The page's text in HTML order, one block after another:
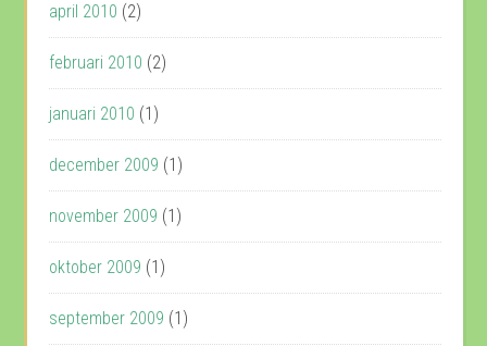
april 2010 (2)
februari 2010 (2)
januari 2010 (1)
december 2009 (1)
november 2009 (1)
oktober 2009 (1)
september 2009 (1)